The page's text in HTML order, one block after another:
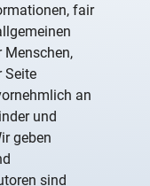
fair
Seite
an
und
geben
sind